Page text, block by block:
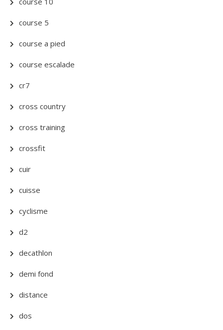
course 5
course a pied
course escalade
cr7
cross country
cross training
crossfit
cuir
cuisse
cyclisme
d2
decathlon
demi fond
distance
dos